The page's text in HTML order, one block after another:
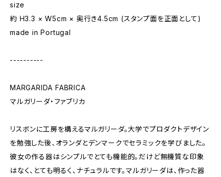
size
約 H3.3 × W5cm × 奥行き4.5cm (スタンプ面を正面として)
made in Portugal
----------
MARGARIDA FABRICA
マルガリーダ・ファブリカ
リスボンに工房を構えるマルガリーダ。大学でプロダクトデザイン
を勉強した後、オランダとデンマークでセラミックを学びました。
彼女の作る器はシンプルでとても機能的。だけど無機質な印象
はなく、とても明るく、ナチュラルです。マルガリーダは、作った器